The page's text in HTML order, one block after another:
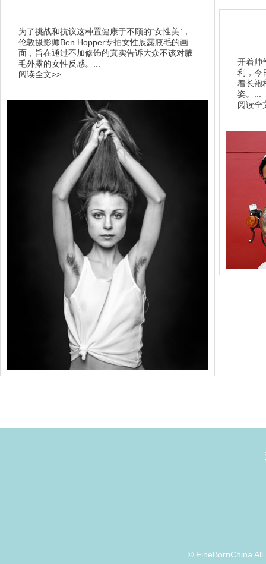
为了挑战和抗议这种置健康于不顾的“女性美”，
伦敦摄影师Ben Hopper专拍女性展露腋毛的画
面，旨在通过不加修饰的真实告诉大众不该对腋
毛外露的女性反感。...
阅读全文>>
开着帅
利，今
着长袍
姿。...
阅读全
© FineBornChina